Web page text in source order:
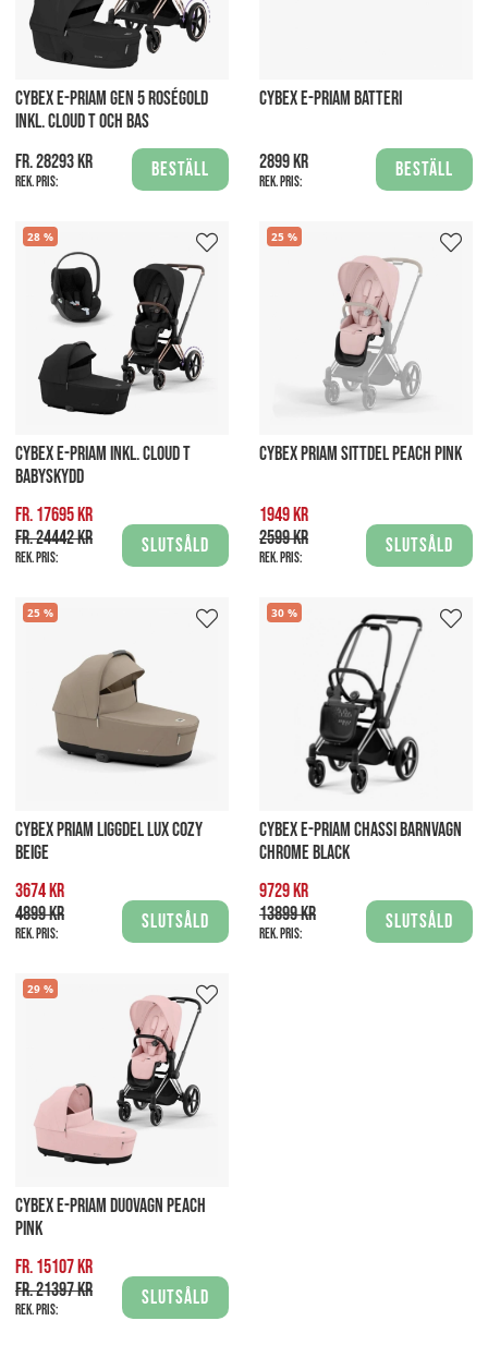
CYBEX E-PRIAM GEN 5 ROSÉGOLD
INKL. CLOUD T OCH BAS
fr. 28293 kr
Rek. pris:
Beställ
CYBEX E-PRIAM BATTERI
2899 kr
Rek. pris:
Beställ
28
CYBEX E-PRIAM INKL. CLOUD T
BABYSKYDD
fr. 17695 kr
fr. 24442 kr
Rek. pris:
Slutsåld
25
CYBEX PRIAM SITTDEL PEACH PINK
1949 kr
2599 kr
Rek. pris:
Slutsåld
25
CYBEX PRIAM LIGGDEL LUX COZY
BEIGE
3674 kr
4899 kr
Rek. pris:
Slutsåld
30
CYBEX E-PRIAM CHASSI BARNVAGN
CHROME BLACK
9729 kr
13899 kr
Rek. pris:
Slutsåld
29
CYBEX E-PRIAM DUOVAGN PEACH
PINK
fr. 15107 kr
fr. 21397 kr
Rek. pris:
Slutsåld